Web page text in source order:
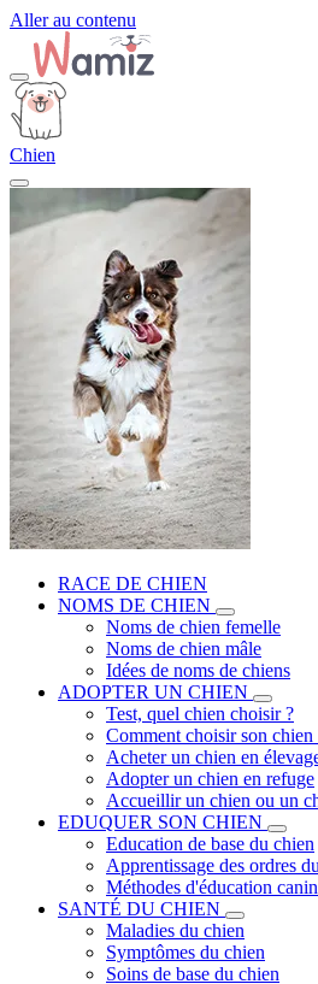
Aller au contenu
Chien
RACE DE CHIEN
NOMS DE CHIEN
Noms de chien femelle
Noms de chien mâle
Idées de noms de chiens
ADOPTER UN CHIEN
Test, quel chien choisir ?
Comment choisir son chien
Acheter un chien en
Adopter un chien en refuge
Accueillir un chien ou un
EDUQUER SON CHIEN
Education de base du chien
Apprentissage des ordres
Méthodes d'éducation
SANTÉ DU CHIEN
Maladies du chien
Symptômes du chien
Soins de base du chien